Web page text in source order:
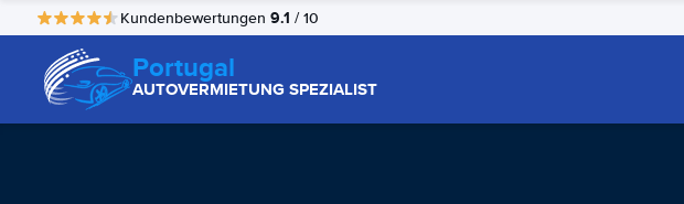
Kundenbewertungen 9.1 / 10
Portugal
AUTOVERMIETUNG SPEZIALIST